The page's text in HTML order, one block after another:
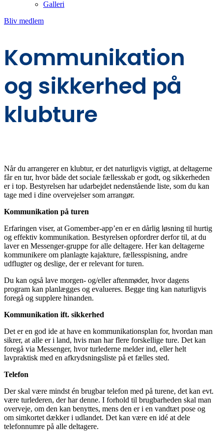
Galleri
Bliv medlem
Kommunikation
og sikkerhed på
klubture
Når du arrangerer en klubtur, er det naturligvis vigtigt, at deltagerne
får en tur, hvor både det sociale fællesskab er godt, og sikkerheden
er i top. Bestyrelsen har udarbejdet nedenstående liste, som du kan
tage med i dine overvejelser som arrangør.
Kommunikation på turen
Erfaringen viser, at Gomember-app’en er en dårlig løsning til hurtig
og effektiv kommunikation. Bestyrelsen opfordrer derfor til, at du
laver en Messenger-gruppe for alle deltagere. Her kan deltagerne
kommunikere om planlagte kajakture, fællesspisning, andre
udflugter og deslige, der er relevant for turen.
Du kan også lave morgen- og/eller aftenmøder, hvor dagens
program kan planlægges og evalueres. Begge ting kan naturligvis
foregå og supplere hinanden.
Kommunikation ift. sikkerhed
Det er en god ide at have en kommunikationsplan for, hvordan man
sikrer, at alle er i land, hvis man har flere forskellige ture. Det kan
foregå via Messenger, hvor turlederne melder ind, eller helt
lavpraktisk med en afkrydsningsliste på et fælles sted.
Telefon
Der skal være mindst én brugbar telefon med på turene, det kan evt.
være turlederen, der har denne. I forhold til brugbarheden skal man
overveje, om den kan benyttes, mens den er i en vandtæt pose og
om simkortet dækker i udlandet. Det kan være en idé at dele
telefonnumre på alle deltagere.